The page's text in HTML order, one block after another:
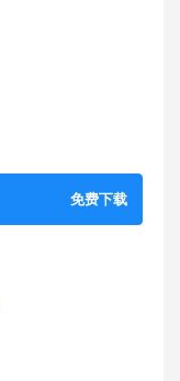
免费下载